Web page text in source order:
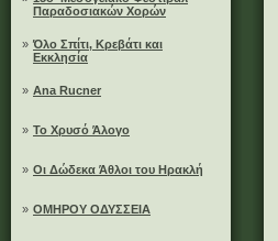
Παραδοσιακών Χορών
» Όλο Σπίτι, Κρεβάτι και
Εκκλησία
» Ana Rucner
» Το Χρυσό Άλογο
» Οι Δώδεκα Άθλοι του Ηρακλή
» ΟΜΗΡΟΥ ΟΔΥΣΣΕΙΑ